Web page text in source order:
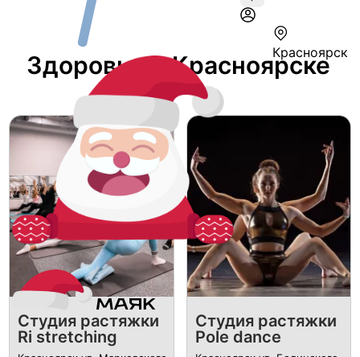
Красноярск
Здоровье В Красноярске
Студия растяжки
Ri stretching
Студия растяжки
Pole dance